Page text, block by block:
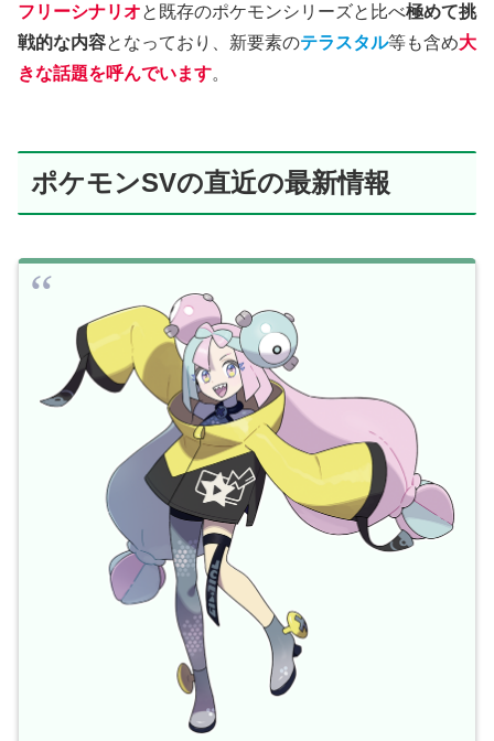
フリーシナリオと既存のポケモンシリーズと比べ極めて挑
戦的な内容となっており、新要素のテラスタル等も含め大
きな話題を呼んでいます。
ポケモンSVの直近の最新情報